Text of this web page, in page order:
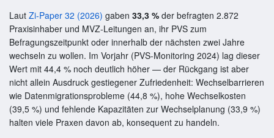
Laut Zi-Paper 32 (2026) gaben 33,3 % der befragten 2.872
Praxisinhaber und MVZ-Leitungen an, ihr PVS zum
Befragungszeitpunkt oder innerhalb der nächsten zwei Jahre
wechseln zu wollen. Im Vorjahr (PVS-Monitoring 2024) lag dieser
Wert mit 44,4 % noch deutlich höher — der Rückgang ist aber
nicht allein Ausdruck gestiegener Zufriedenheit: Wechselbarrieren
wie Datenmigrationsprobleme (44,8 %), hohe Wechselkosten
(39,5 %) und fehlende Kapazitäten zur Wechselplanung (33,9 %)
halten viele Praxen davon ab, konsequent zu handeln.